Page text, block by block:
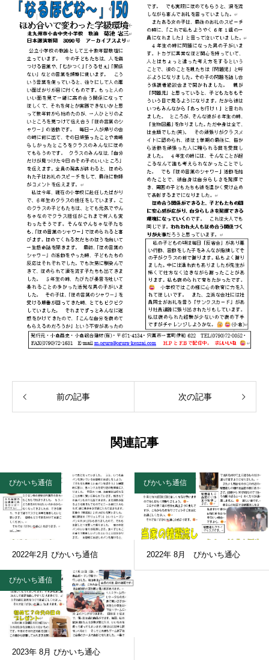
前の記事 次の記事
関連記事
ぴかいち通信
2022年2月 ぴかいち通信
ぴかいち通信
2022年 8月 ぴかいち通心
ぴかいち通信
2023年 8月 ぴかいち通心